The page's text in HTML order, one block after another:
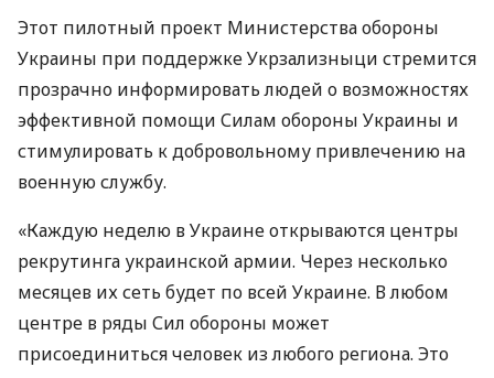
Этот пилотный проект Министерства обороны
Украины при поддержке Укрзализныци стремится
прозрачно информировать людей о возможностях
эффективной помощи Силам обороны Украины и
стимулировать к добровольному привлечению на
военную службу.⠀
«Каждую неделю в Украине открываются центры
рекрутинга украинской армии. Через несколько
месяцев их сеть будет по всей Украине. В любом
центре в ряды Сил обороны может
присоединиться человек из любого региона. Это